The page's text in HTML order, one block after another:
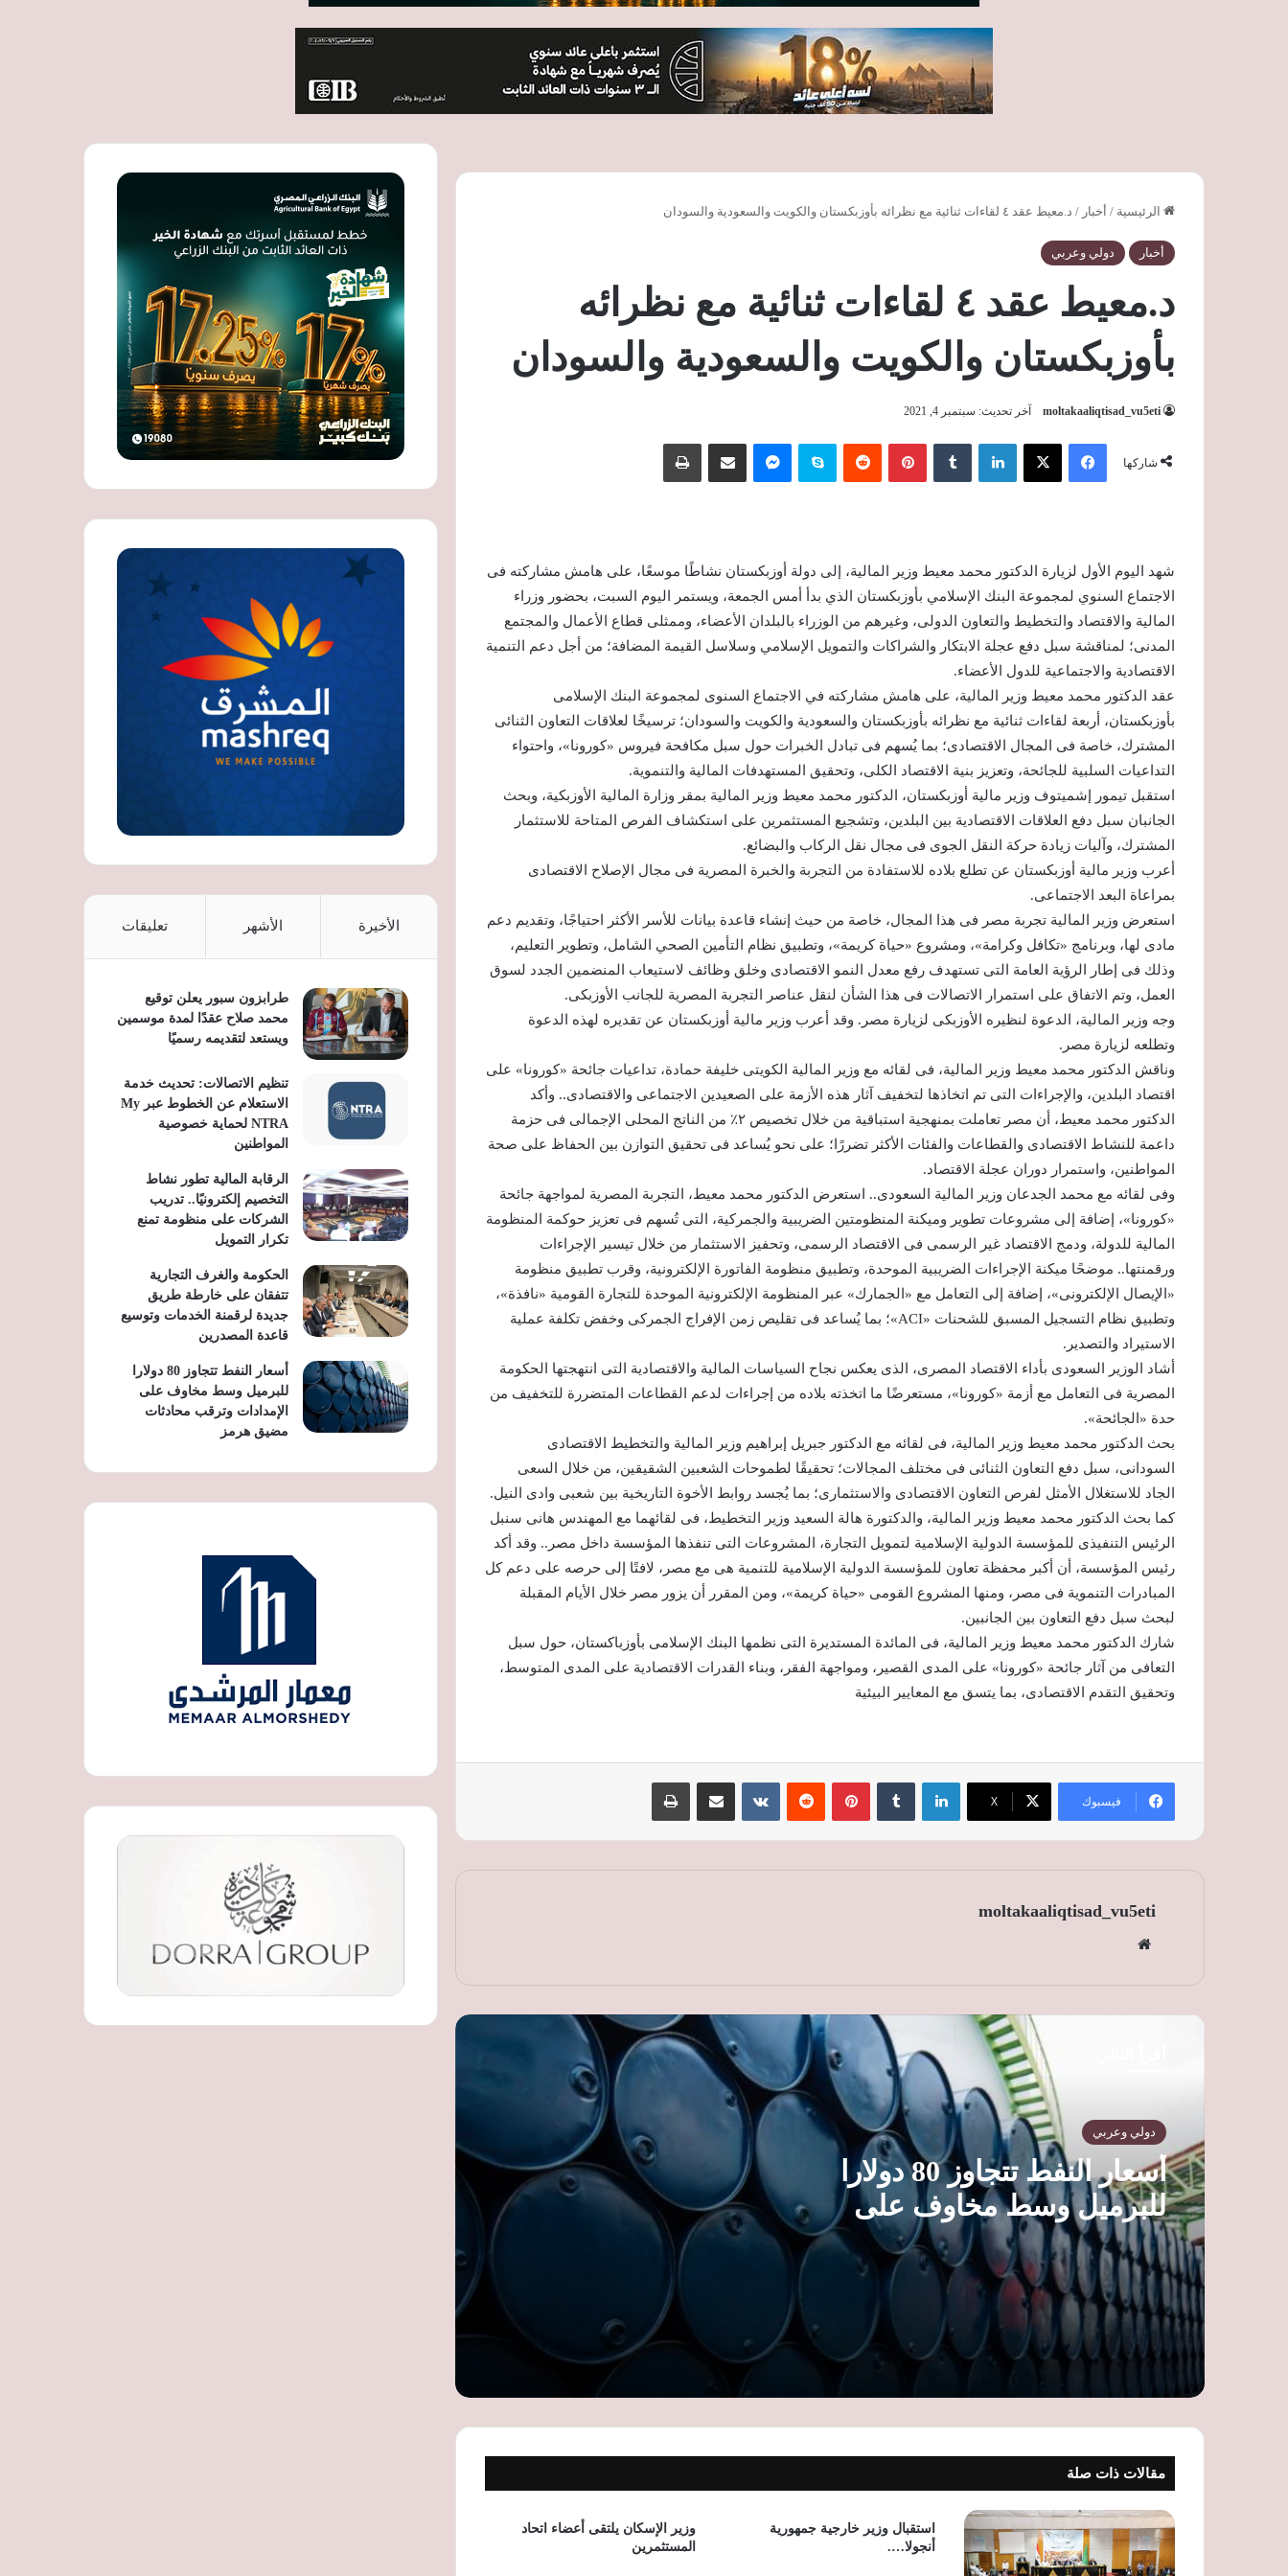
الرئيسية / أخبار / د.معيط عقد ٤ لقاءات ثنائية مع نظرائه بأوزبكستان والكويت والسعودية والسودان
أخبار دولي وعربي
د.معيط عقد ٤ لقاءات ثنائية مع نظرائه
بأوزبكستان والكويت والسعودية والسودان
moltakaaliqtisad_vu5eti آخر تحديث: سبتمبر 4, 2021
شاركها
فيسبوك ‫X لينكدإن بينتيريست سكايب
شهد اليوم الأول لزيارة الدكتور محمد معيط وزير المالية، إلى دولة أوزبكستان نشاطًا موسعًا، على هامش مشاركته فى
الاجتماع السنوي لمجموعة البنك الإسلامي بأوزبكستان الذي بدأ أمس الجمعة، ويستمر اليوم السبت، بحضور وزراء
المالية والاقتصاد والتخطيط والتعاون الدولى، وغيرهم من الوزراء بالبلدان الأعضاء، وممثلى قطاع الأعمال والمجتمع
المدنى؛ لمناقشة سبل دفع عجلة الابتكار والشراكات والتمويل الإسلامي وسلاسل القيمة المضافة؛ من أجل دعم التنمية
الاقتصادية والاجتماعية للدول الأعضاء.
عقد الدكتور محمد معيط وزير المالية، على هامش مشاركته في الاجتماع السنوى لمجموعة البنك الإسلامى
بأوزبكستان، أربعة لقاءات ثنائية مع نظرائه بأوزبكستان والسعودية والكويت والسودان؛ ترسيخًا لعلاقات التعاون الثنائى
المشترك، خاصة فى المجال الاقتصادى؛ بما يُسهم فى تبادل الخبرات حول سبل مكافحة فيروس «كورونا»، واحتواء
التداعيات السلبية للجائحة، وتعزيز بنية الاقتصاد الكلى، وتحقيق المستهدفات المالية والتنموية.
استقبل تيمور إشميتوف وزير مالية أوزبكستان، الدكتور محمد معيط وزير المالية بمقر وزارة المالية الأوزبكية، وبحث
الجانبان سبل دفع العلاقات الاقتصادية بين البلدين، وتشجيع المستثمرين على استكشاف الفرص المتاحة للاستثمار
المشترك، وآليات زيادة حركة النقل الجوى فى مجال نقل الركاب والبضائع.
أعرب وزير مالية أوزبكستان عن تطلع بلاده للاستفادة من التجربة والخبرة المصرية فى مجال الإصلاح الاقتصادى
بمراعاة البعد الاجتماعى.
استعرض وزير المالية تجربة مصر فى هذا المجال، خاصة من حيث إنشاء قاعدة بيانات للأسر الأكثر احتياجًا، وتقديم دعم
مادى لها، وبرنامج «تكافل وكرامة»، ومشروع «حياة كريمة»، وتطبيق نظام التأمين الصحي الشامل، وتطوير التعليم،
وذلك فى إطار الرؤية العامة التى تستهدف رفع معدل النمو الاقتصادى وخلق وظائف لاستيعاب المنضمين الجدد لسوق
العمل، وتم الاتفاق على استمرار الاتصالات فى هذا الشأن لنقل عناصر التجربة المصرية للجانب الأوزبكى.
وجه وزير المالية، الدعوة لنظيره الأوزبكى لزيارة مصر. وقد أعرب وزير مالية أوزبكستان عن تقديره لهذه الدعوة
وتطلعه لزيارة مصر.
وناقش الدكتور محمد معيط وزير المالية، فى لقائه مع وزير المالية الكويتى خليفة حمادة، تداعيات جائحة «كورونا» على
اقتصاد البلدين، والإجراءات التى تم اتخاذها لتخفيف آثار هذه الأزمة على الصعيدين الاجتماعى والاقتصادى.. وأكد
الدكتور محمد معيط، أن مصر تعاملت بمنهجية استباقية من خلال تخصيص ٢٪ من الناتج المحلى الإجمالى فى حزمة
داعمة للنشاط الاقتصادى والقطاعات والفئات الأكثر تضررًا؛ على نحو يُساعد فى تحقيق التوازن بين الحفاظ على صحة
المواطنين، واستمرار دوران عجلة الاقتصاد.
وفى لقائه مع محمد الجدعان وزير المالية السعودى.. استعرض الدكتور محمد معيط، التجربة المصرية لمواجهة جائحة
«كورونا»، إضافة إلى مشروعات تطوير وميكنة المنظومتين الضريبية والجمركية، التى تُسهم فى تعزيز حوكمة المنظومة
المالية للدولة، ودمج الاقتصاد غير الرسمى فى الاقتصاد الرسمى، وتحفيز الاستثمار من خلال تيسير الإجراءات
ورقمنتها.. موضحًا ميكنة الإجراءات الضريبية الموحدة، وتطبيق منظومة الفاتورة الإلكترونية، وقرب تطبيق منظومة
«الإيصال الإلكترونى»، إضافة إلى التعامل مع «الجمارك» عبر المنظومة الإلكترونية الموحدة للتجارة القومية «نافذة»،
وتطبيق نظام التسجيل المسبق للشحنات «ACI»؛ بما يُساعد فى تقليص زمن الإفراج الجمركى وخفض تكلفة عملية
الاستيراد والتصدير.
أشاد الوزير السعودى بأداء الاقتصاد المصرى، الذى يعكس نجاح السياسات المالية والاقتصادية التى انتهجتها الحكومة
المصرية فى التعامل مع أزمة «كورونا»، مستعرضًا ما اتخذته بلاده من إجراءات لدعم القطاعات المتضررة للتخفيف من
حدة «الجائحة».
بحث الدكتور محمد معيط وزير المالية، فى لقائه مع الدكتور جبريل إبراهيم وزير المالية والتخطيط الاقتصادى
السودانى، سبل دفع التعاون الثنائى فى مختلف المجالات؛ تحقيقًا لطموحات الشعبين الشقيقين، من خلال السعى
الجاد للاستغلال الأمثل لفرص التعاون الاقتصادى والاستثمارى؛ بما يُجسد روابط الأخوة التاريخية بين شعبى وادى النيل.
كما بحث الدكتور محمد معيط وزير المالية، والدكتورة هالة السعيد وزير التخطيط، فى لقائهما مع المهندس هانى سنبل
الرئيس التنفيذى للمؤسسة الدولية الإسلامية لتمويل التجارة، المشروعات التى تنفذها المؤسسة داخل مصر.. وقد أكد
رئيس المؤسسة، أن أكبر محفظة تعاون للمؤسسة الدولية الإسلامية للتنمية هى مع مصر، لافتًا إلى حرصه على دعم كل
المبادرات التنموية فى مصر، ومنها المشروع القومى «حياة كريمة»، ومن المقرر أن يزور مصر خلال الأيام المقبلة
لبحث سبل دفع التعاون بين الجانبين.
شارك الدكتور محمد معيط وزير المالية، فى المائدة المستديرة التى نظمها البنك الإسلامى بأوزباكستان، حول سبل
التعافى من آثار جائحة «كورونا» على المدى القصير، ومواجهة الفقر، وبناء القدرات الاقتصادية على المدى المتوسط،
وتحقيق التقدم الاقتصادى، بما يتسق مع المعايير البيئية
فيسبوك ‫X
لينكدإن بينتيريست
moltakaaliqtisad_vu5eti
الوي
ب
دولي وعربي
أسعار النفط تتجاوز 80 دولارا
للبرميل وسط مخاوف على
الإمدادات وترقب محادثات مضيق
هرمز
مخاوف على الإمدادات وترقب محادثات
مضيق هرمز
النقل تطلق تحذيرات جديدة لركاب
القطارات: لا تعبروا المزلقانات المغلقة ولا
تصعدوا أثناء الحركة
أسعار الذهب ترتفع عالميًا لليوم الثاني رغم
انحسار التوتر في مضيق هرمز وترقب
بيانات الوظائف الأمريكية
رئيس شعبة المخابز ينتقد تسعير الخبز
السياحي: القرار لم يُناقش معنا
«السويدي إليكتريك» تنشئ مجمعًا صناعيًا
جديدًا بالفيوم لإنتاج المكونات الكهربائية
وضفائر السيارات
قبل موسم المولد النبوي.. توقعات بزيادة
الرئيسي للبورصة
مقالات ذات صلة
استقبال وزير خارجية جمهورية
أنجولا….
وزير الإسكان يلتقى أعضاء اتحاد
المستثمرين
الأخيرة الأشهر تعليقات
طرابزون سبور يعلن توقيع
محمد صلاح عقدًا لمدة موسمين
ويستعد لتقديمه رسميًا
تنظيم الاتصالات: تحديث خدمة
الاستعلام عن الخطوط عبر My
NTRA لحماية خصوصية
المواطنين
الرقابة المالية تطور نشاط
التخصيم إلكترونيًا.. تدريب
الشركات على منظومة تمنع
تكرار التمويل
الحكومة والغرف التجارية
تتفقان على خارطة طريق
جديدة لرقمنة الخدمات وتوسيع
قاعدة المصدرين
أسعار النفط تتجاوز 80 دولارا
للبرميل وسط مخاوف على
الإمدادات وترقب محادثات
مضيق هرمز